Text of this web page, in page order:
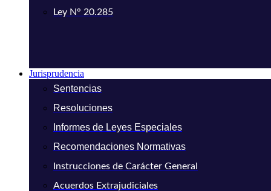
Ley N° 20.285
Jurisprudencia
Sentencias
Resoluciones
Informes de Leyes Especiales
Recomendaciones Normativas
Instrucciones de Carácter General
Acuerdos Extrajudiciales